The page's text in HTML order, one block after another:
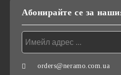
Абонирайте се за
orders@neramo.com.ua